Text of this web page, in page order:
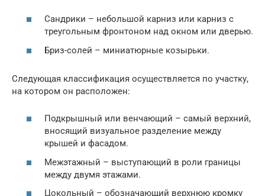
Сандрики – небольшой карниз или карниз с
треугольным фронтоном над окном или дверью.
Бриз-солей – миниатюрные козырьки.
Следующая классификация осуществляется по участку,
на котором он расположен:
Подкрышный или венчающий – самый верхний,
вносящий визуальное разделение между
крышей и фасадом.
Межэтажный – выступающий в роли границы
между двумя этажами.
Цокольный – обозначающий верхнюю кромку